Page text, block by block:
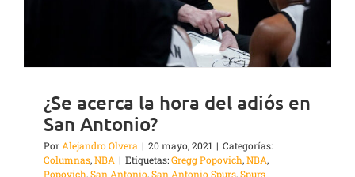
¿Se acerca la hora del adiós en
San Antonio?
Por Alejandro Olvera | 20 mayo, 2021 | Categorías:
Columnas,NBA | Etiquetas:Gregg Popovich,NBA,
Popovich,San Antonio,San Antonio Spurs,Spurs